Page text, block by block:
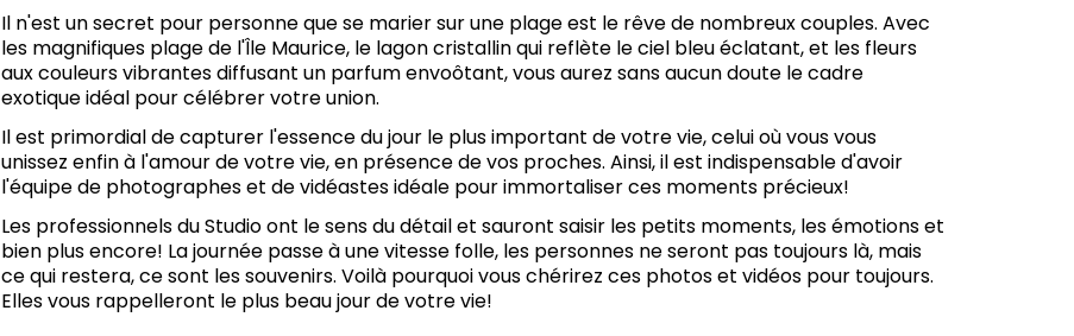
Il n'est un secret pour personne que se marier sur une plage est le rêve de nombreux couples. Avec
les magnifiques plage de l'Île Maurice, le lagon cristallin qui reflète le ciel bleu éclatant, et les fleurs
aux couleurs vibrantes diffusant un parfum envoôtant, vous aurez sans aucun doute le cadre
exotique idéal pour célébrer votre union.
Il est primordial de capturer l'essence du jour le plus important de votre vie, celui où vous vous
unissez enfin à l'amour de votre vie, en présence de vos proches. Ainsi, il est indispensable d'avoir
l'équipe de photographes et de vidéastes idéale pour immortaliser ces moments précieux!
Les professionnels du Studio ont le sens du détail et sauront saisir les petits moments, les émotions et
bien plus encore! La journée passe à une vitesse folle, les personnes ne seront pas toujours là, mais
ce qui restera, ce sont les souvenirs. Voilà pourquoi vous chérirez ces photos et vidéos pour toujours.
Elles vous rappelleront le plus beau jour de votre vie!